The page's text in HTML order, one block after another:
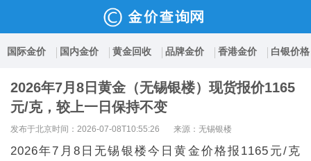
国际金价 国内金价 黄金回收 品牌金价 香港金价 白银价格
2026年7月8日黄金（无锡银楼）现货报价1165
元/克，较上一日保持不变
发布于北京时间：2026-07-08T10:55:26 来源：无锡银楼
2026年7月8日无锡银楼今日黄金价格报1165元/克